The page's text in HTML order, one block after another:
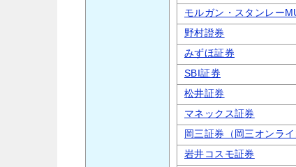
モルガン・スタンレー
野村證券
みずほ証券
SBI証券
松井証券
マネックス証券
岡三証券（岡三オンライ
岩井コスモ証券